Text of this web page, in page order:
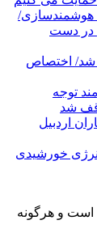
هوشمندسازی/
در دست
شد/ اختصاص
توجه
اردبیل
تولید ۴۰۰ مگاوات انرژی خورشیدی
و هرگونه